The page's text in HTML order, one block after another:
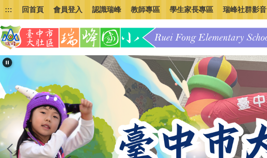
跳
到
主
要
內
容
區
::: 回首頁 會員登入 認識瑞峰 教師專區 學生家長專區 瑞峰社群影音